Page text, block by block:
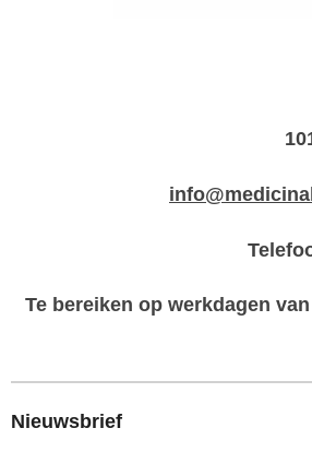
Te bereiken op werkdagen
Nieuwsbrief